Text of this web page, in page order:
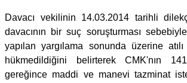
Davacı vekilinin 14.03.2014 tarihli
davacının bir suç soruşturması sebebiyle
yapılan yargılama sonunda üzerine
hükmedildiğini belirterek CMK'nın
gereğince maddi ve manevi tazminat